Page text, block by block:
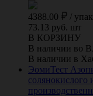
4388.00 / упак
73.13 руб. шт
В КОРЗИНУ
В наличии во
В наличии в
ЭомиТест